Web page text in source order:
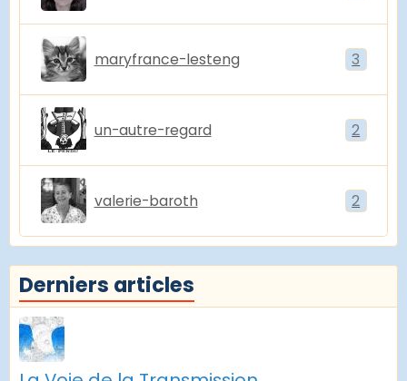
maryfrance-lesteng 3
un-autre-regard 2
valerie-baroth 2
Derniers articles